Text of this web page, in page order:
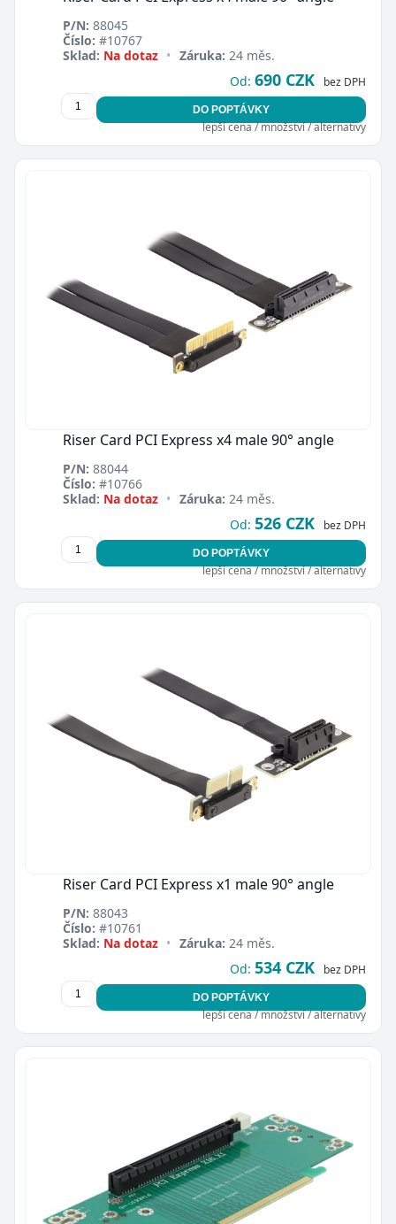
P/N: 88045
Číslo: #10767
Sklad: Na dotaz • Záruka: 24 měs.
Od: 690 CZK bez DPH
DO POPTÁVKY
lepší cena / množství / alternativy
Riser Card PCI Express x4 male 90° angle
P/N: 88044
Číslo: #10766
Sklad: Na dotaz • Záruka: 24 měs.
Od: 526 CZK bez DPH
DO POPTÁVKY
lepší cena / množství / alternativy
Riser Card PCI Express x1 male 90° angle
P/N: 88043
Číslo: #10761
Sklad: Na dotaz • Záruka: 24 měs.
Od: 534 CZK bez DPH
DO POPTÁVKY
lepší cena / množství / alternativy